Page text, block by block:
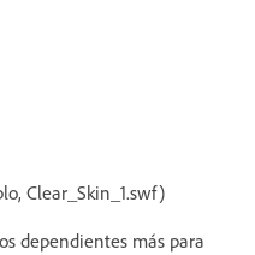
Clear_Skin_1.swf)
dependientes más para